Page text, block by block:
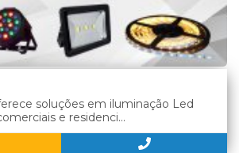
soluções em iluminação Led
e residenci...